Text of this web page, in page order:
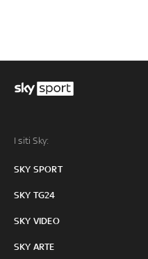
I siti Sky:
SKY SPORT
SKY TG24
SKY VIDEO
SKY ARTE